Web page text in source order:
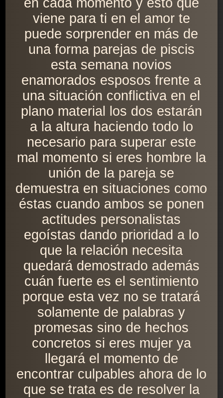
en cada momento y esto que
viene para ti en el amor te
puede sorprender en más de
una forma parejas de piscis
esta semana novios
enamorados esposos frente a
una situación conflictiva en el
plano material los dos estarán
a la altura haciendo todo lo
necesario para superar este
mal momento si eres hombre la
unión de la pareja se
demuestra en situaciones como
éstas cuando ambos se ponen
actitudes personalistas
egoístas dando prioridad a lo
que la relación necesita
quedará demostrado además
cuán fuerte es el sentimiento
porque esta vez no se tratará
solamente de palabras y
promesas sino de hechos
concretos si eres mujer ya
llegará el momento de
encontrar culpables ahora de lo
que se trata es de resolver la